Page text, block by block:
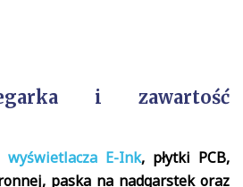
i zawartość
wyświetlacza E-Ink, płytki PCB,
paska na nadgarstek oraz